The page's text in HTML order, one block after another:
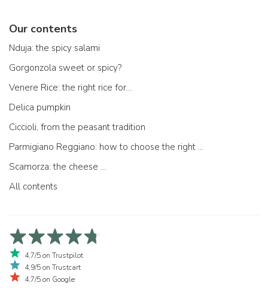
Our contents
Nduja: the spicy salami
Gorgonzola sweet or spicy?
Venere Rice: the right rice for...
Delica pumpkin
Ciccioli, from the peasant tradition
Parmigiano Reggiano: how to choose the right one
Scamorza: the cheese ...
All contents
4,7/5 on Trustpilot
4,9/5 on Trustcart
4,7/5 on Google